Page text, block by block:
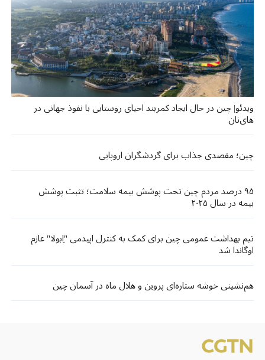
ویدئو| چین در حال ایجاد کمربند احیای روستایی با نفوذ جهانی در
های‌نان
چین؛ مقصدی جذاب برای گردشگران اروپایی
۹۵ درصد مردم چین تحت پوشش بیمه سلامت؛ تثبت پوشش
بیمه در سال ۲۰۲۵
تیم بهداشت عمومی چین برای کمک به کنترل اپیدمی "اِبولا" عازم
اوگاندا شد
هم‌نشینی خوشه ستاره‌ای پروین و هلال ماه در آسمان چین